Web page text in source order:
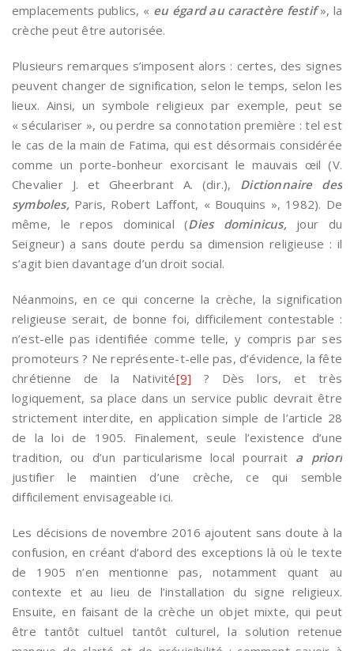
emplacements publics, « eu égard au caractère festif», la
crèche peut être autorisée.
Plusieurs remarques s’imposent alors : certes, des signes
peuvent changer de signification, selon le temps, selon les
lieux. Ainsi, un symbole religieux par exemple, peut se
« séculariser », ou perdre sa connotation première : tel est
le cas de la main de Fatima, qui est désormais considérée
comme un porte-bonheur exorcisant le mauvais œil (V.
Chevalier J. et Gheerbrant A. (dir.), Dictionnaire des
symboles, Paris, Robert Laffont, « Bouquins », 1982). De
même, le repos dominical (Dies dominicus, jour du
Seigneur) a sans doute perdu sa dimension religieuse : il
s’agit bien davantage d’un droit social.
Néanmoins, en ce qui concerne la crèche, la signification
religieuse serait, de bonne foi, difficilement contestable :
n’est-elle pas identifiée comme telle, y compris par ses
promoteurs ? Ne représente-t-elle pas, d’évidence, la fête
chrétienne de la Nativité[9] ? Dès lors, et très
logiquement, sa place dans un service public devrait être
strictement interdite, en application simple de l’article 28
de la loi de 1905. Finalement, seule l’existence d’une
tradition, ou d’un particularisme local pourrait a priori
justifier le maintien d’une crèche, ce qui semble
difficilement envisageable ici.
Les décisions de novembre 2016 ajoutent sans doute à la
confusion, en créant d’abord des exceptions là où le texte
de 1905 n’en mentionne pas, notamment quant au
contexte et au lieu de l’installation du signe religieux.
Ensuite, en faisant de la crèche un objet mixte, qui peut
être tantôt cultuel tantôt culturel, la solution retenue